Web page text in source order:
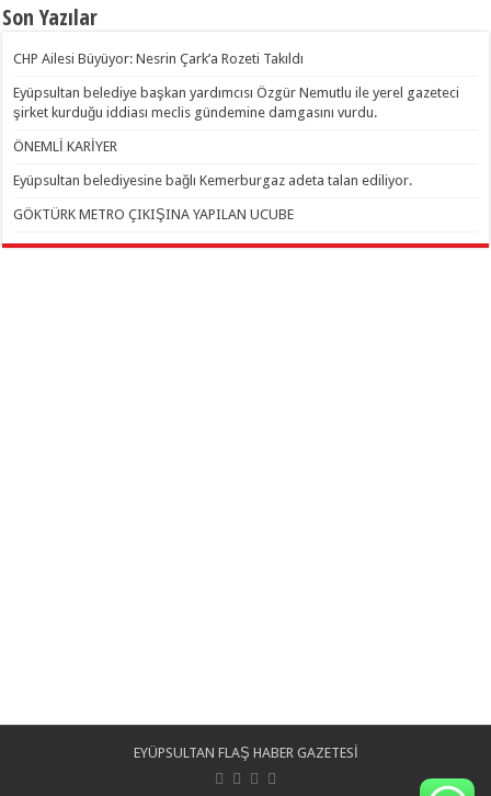
Son Yazılar
CHP Ailesi Büyüyor: Nesrin Çark’a Rozeti Takıldı
Eyüpsultan belediye başkan yardımcısı Özgür Nemutlu ile yerel gazeteci
şirket kurduğu iddiası meclis gündemine damgasını vurdu.
ÖNEMLİ KARİYER
Eyüpsultan belediyesine bağlı Kemerburgaz adeta talan ediliyor.
GÖKTÜRK METRO ÇIKIŞINA YAPILAN UCUBE
EYÜPSULTAN FLAŞ HABER GAZETESİ